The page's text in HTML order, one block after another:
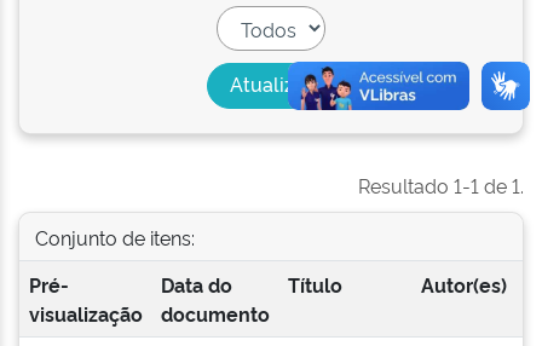
Resultado 1-1 de 1.
Conjunto de itens:
Pré-
visualização
Data do
documento
Título Autor(es)